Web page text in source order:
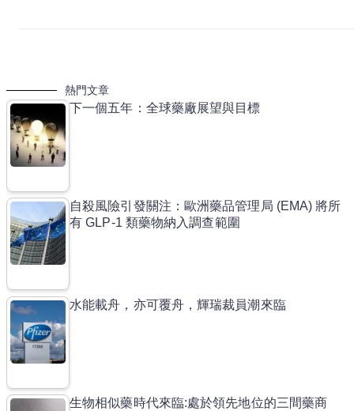
熱門文章
下一個五年：全球藥廠展望與目標
自殺風險引發關注：歐洲藥品管理局 (EMA) 將所
有 GLP-1 類藥物納入調查範圍
水能載舟，亦可覆舟，輝瑞裁員潮來臨
生物相似藥時代來臨:處於領先地位的三間藥商